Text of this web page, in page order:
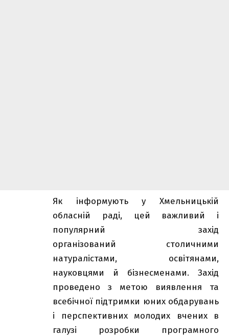
Як інформують у Хмельницькій
обласній раді, цей важливий і
популярний захід
організований столичними
натуралістами, освітянами,
науковцями й бізнесменами. Захід
проведено з метою виявлення та
всебічної підтримки юних обдарувань
і перспективних молодих вчених в
галузі розробки програмного